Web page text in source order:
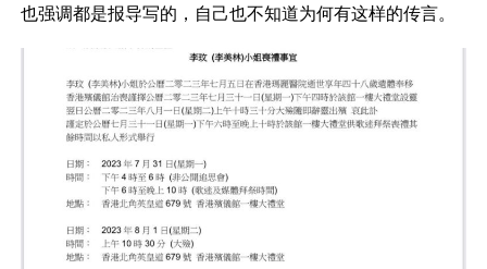
也强调都是报导写的，自己也不知道为何有这样的传言。